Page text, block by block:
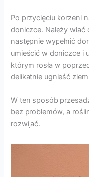
Po przycięciu korzeni
doniczce. Należy wlać
następnie wypełnić
umieścić w doniczce i
którym rosła w
delikatnie ugnieść
W ten sposób
bez problemów, a
rozwijać.